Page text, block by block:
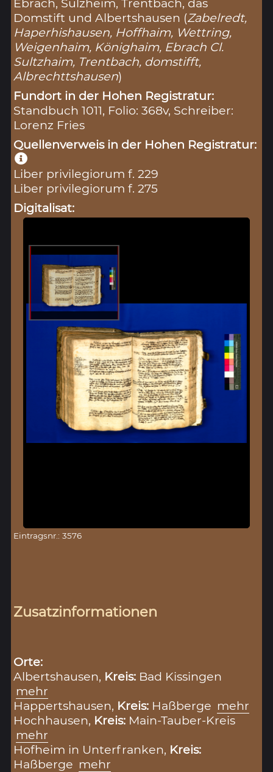
Domstift und Albertshausen (Zabelredt,
Haperhishausen, Hoffhaim, Wettring,
Weigenhaim, Könighaim, Ebrach Cl.
Sultzhaim, Trentbach, domstifft,
Albrechttshausen)
Fundort in der Hohen Registratur:
Standbuch 1011, Folio: 368v, Schreiber:
Lorenz Fries
Quellenverweis in der Hohen Registratur:
Liber privilegiorum f. 229
Liber privilegiorum f. 275
Digitalisat:
Eintragsnr.: 3576
Zusatzinformationen
Orte:
Albertshausen, Kreis: Bad Kissingen
mehr
Happertshausen, Kreis: Haßberge mehr
Hochhausen, Kreis: Main-Tauber-Kreis
mehr
Hofheim in Unterfranken, Kreis:
Haßberge mehr